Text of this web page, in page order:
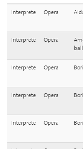
Interprete Opera
Interprete Opera
Interprete Opera
Interprete Opera
Interprete Opera